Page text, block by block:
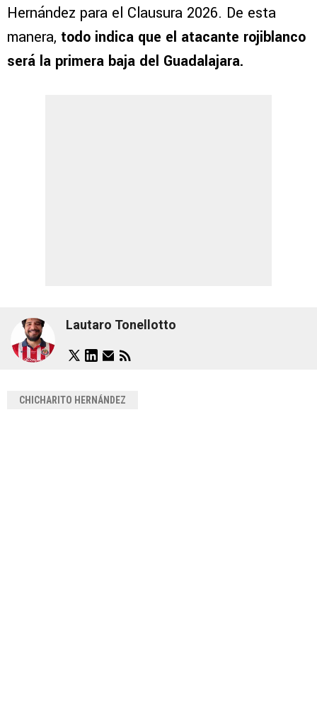
Hernández para el Clausura 2026. De esta
manera, todo indica que el atacante rojiblanco
será la primera baja del Guadalajara.
Lautaro Tonellotto
CHICHARITO HERNÁNDEZ